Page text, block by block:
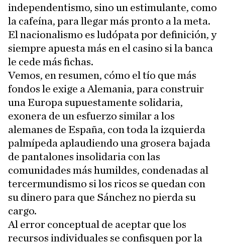
independentismo, sino un estimulante, como
la cafeína, para llegar más pronto a la meta.
El nacionalismo es ludópata por definición, y
siempre apuesta más en el casino si la banca
le cede más fichas.
Vemos, en resumen, cómo el tío que más
fondos le exige a Alemania, para construir
una Europa supuestamente solidaria,
exonera de un esfuerzo similar a los
alemanes de España, con toda la izquierda
palmípeda aplaudiendo una grosera bajada
de pantalones insolidaria con las
comunidades más humildes, condenadas al
tercermundismo si los ricos se quedan con
su dinero para que Sánchez no pierda su
cargo.
Al error conceptual de aceptar que los
recursos individuales se confisquen por la